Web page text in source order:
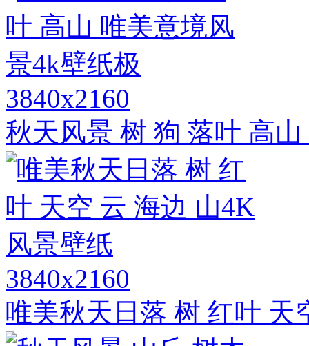
3840x2160
秋天风景 树 狗 落叶 高
3840x2160
唯美秋天日落 树 红叶 天